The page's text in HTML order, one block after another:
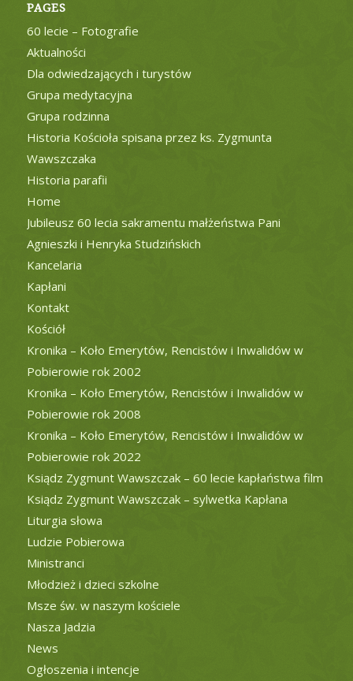
PAGES
60 lecie – Fotografie
Aktualności
Dla odwiedzających i turystów
Grupa medytacyjna
Grupa rodzinna
Historia Kościoła spisana przez ks. Zygmunta
Wawszczaka
Historia parafii
Home
Jubileusz 60 lecia sakramentu małżeństwa Pani
Agnieszki i Henryka Studzińskich
Kancelaria
Kapłani
Kontakt
Kościół
Kronika – Koło Emerytów, Rencistów i Inwalidów w
Pobierowie rok 2002
Kronika – Koło Emerytów, Rencistów i Inwalidów w
Pobierowie rok 2008
Kronika – Koło Emerytów, Rencistów i Inwalidów w
Pobierowie rok 2022
Ksiądz Zygmunt Wawszczak – 60 lecie kapłaństwa film
Ksiądz Zygmunt Wawszczak – sylwetka Kapłana
Liturgia słowa
Ludzie Pobierowa
Ministranci
Młodzież i dzieci szkolne
Msze św. w naszym kościele
Nasza Jadzia
News
Ogłoszenia i intencje